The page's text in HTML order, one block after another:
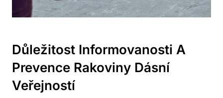
Důležitost Informovanosti A
Prevence Rakoviny Dásní
Veřejností